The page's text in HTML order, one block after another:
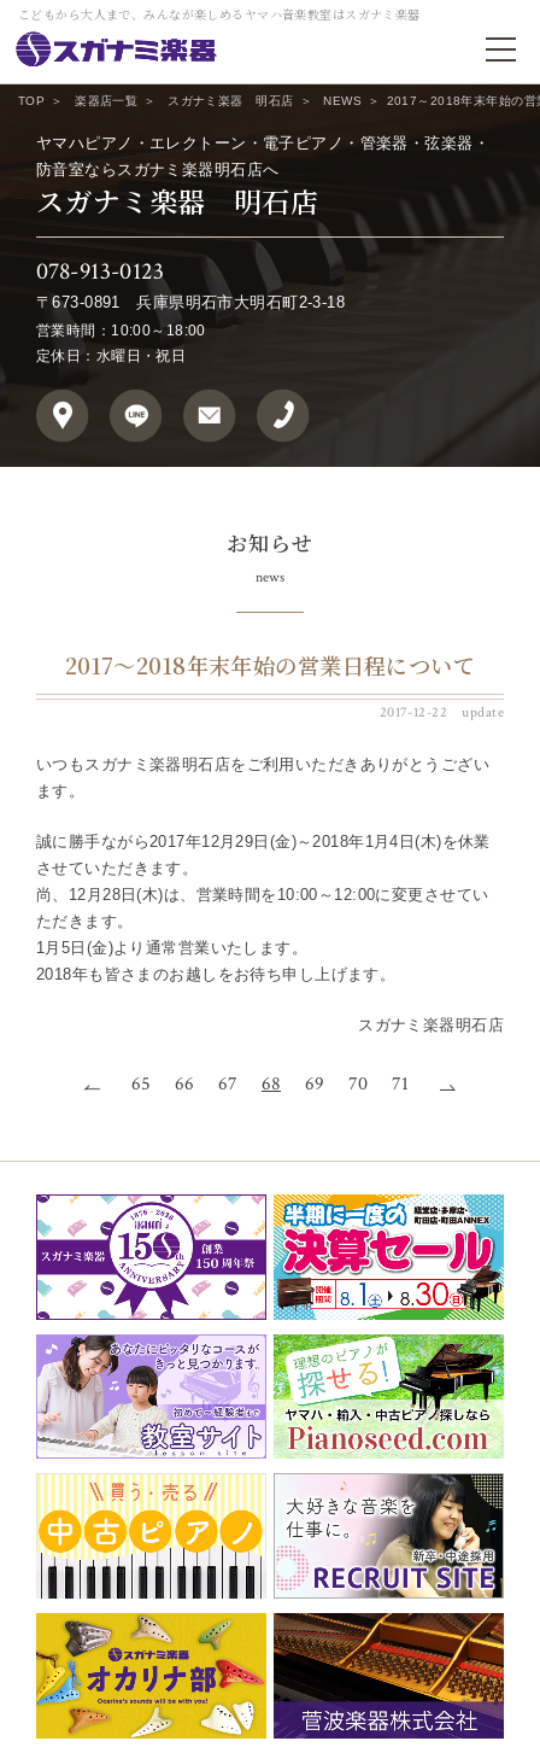
こどもから大人まで、みんなが楽しめるヤマハ音楽教室はスガナミ楽器
TOP 楽器店一覧 スガナミ楽器 明石店 NEWS 2017～2018年末年始の営
ヤマハピアノ・エレクトーン・電子ピアノ・管楽器・弦楽器・
防音室ならスガナミ楽器明石店へ
スガナミ楽器 明石店
078-913-0123
〒673-0891兵庫県明石市大明石町2-3-18
営業時間：10:00～18:00
定休日：水曜日・祝日
お知らせ
news
2017～2018年末年始の営業日程について
2017-12-22 update
いつもスガナミ楽器明石店をご利用いただきありがとうござい
ます。
誠に勝手ながら2017年12月29日(金)～2018年1月4日(木)を休業
させていただきます。
尚、12月28日(木)は、営業時間を10:00～12:00に変更させてい
ただきます。
1月5日(金)より通常営業いたします。
2018年も皆さまのお越しをお待ち申し上げます。
スガナミ楽器明石店
65 66 67 68 69 70 71